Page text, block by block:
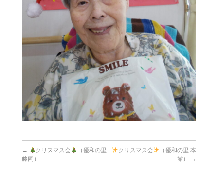
← クリスマス会
（優和の里
藤岡）
クリスマス会
（優和の里 本
館）
→